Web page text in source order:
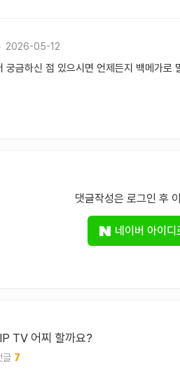
2026-05-12
궁금하신 점 있으시면 언제든지 백메가로
댓글작성은 로그인 후
네이버 아이디
TV 어찌 할까요?
7